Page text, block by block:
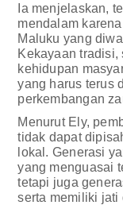
Ia menjelaskan,
mendalam
Maluku yang
Kekayaan
kehidupan
yang harus terus
perkembangan
Menurut Ely,
tidak dapat
lokal. Generasi
yang menguasai
tetapi juga
serta memiliki jati